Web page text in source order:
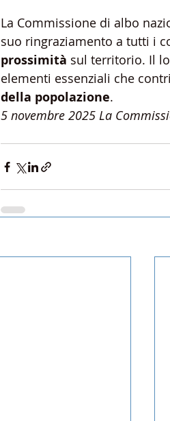
La Commissione di albo
suo ringraziamento a tutti i
prossimità sul territorio. Il
elementi essenziali che
della popolazione.
5 novembre 2025 La